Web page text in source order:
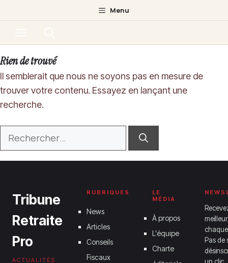
au
Menu
Rien de trouvé
Il semblerait que nous ne soyons pas en mesure de
trouver votre contenu. Essayez en lançant une
recherche.
Tribune
Retraite
Pro
ACTUALITÉS
RUBRIQUES
News
Articles
Conseils
Fiscaux
LE
MÉDIA
À propos
L'équipe
Charte
Pas de
un clic.